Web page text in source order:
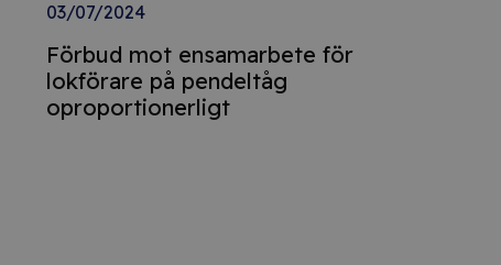
03/07/2024
Förbud mot ensamarbete för
lokförare på pendeltåg
oproportionerligt